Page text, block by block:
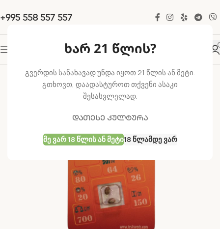
ხარ 21 წლის?
გვერდის სანახავად უნდა იყოთ 21 წლის ან მეტი.
გთხოვთ, დაადასტუროთ თქვენი ასაკი
შესასვლელად.
დათესე კულტურა
Მე Ვარ 18 Წლის Ან Მეტი18 Წლამდე Ვარ
+995 558 557 557